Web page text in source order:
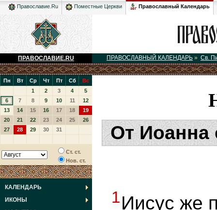
Православие.Ru Поместные Церкви Православный Календарь
ПРАВОСЛАВИЕ.RU ПРАВОСЛАВНЫЙ КАЛЕНДАРЬ » Св.
Пн Вт Ср Чт Пт Сб
Вс
1
2 3 4
5
6
7 8 9 10 11
12
13
14 15 16 17 18
19
20
21 22 23 24 25
26
27
28 29 30 31
Ст. ст.
Нов. ст.
КАЛЕНДАРЬ
ИКОНЫ
От Иоанна
1Иисус же